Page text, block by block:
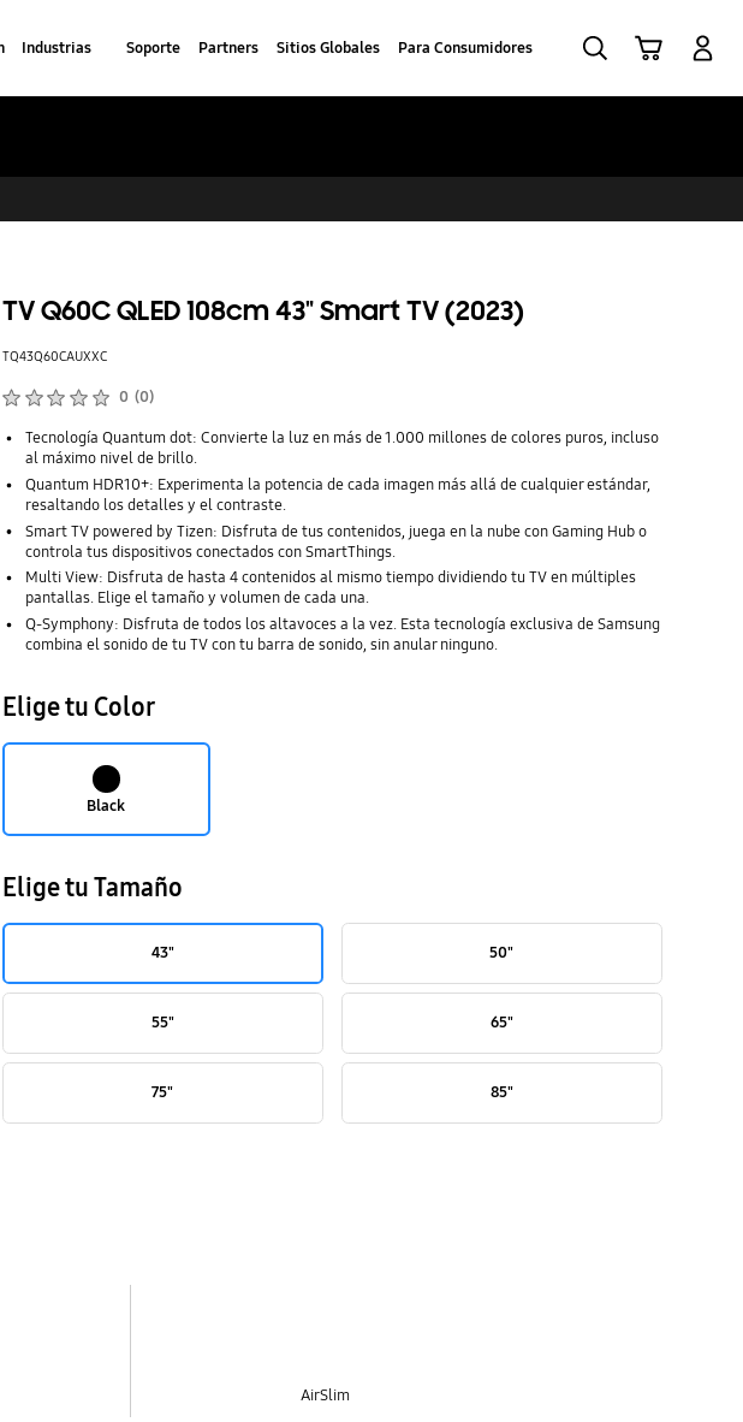
Industrias Soporte Partners Sitios Globales Para Consumidores
TV Q60C QLED 108cm 43" Smart TV (2023)
TQ43Q60CAUXXC
0 (0)
Tecnología Quantum dot: Convierte la luz en más de 1.000 millones de colores puros, incluso
al máximo nivel de brillo.
Quantum HDR10+: Experimenta la potencia de cada imagen más allá de cualquier estándar,
resaltando los detalles y el contraste.
Smart TV powered by Tizen: Disfruta de tus contenidos, juega en la nube con Gaming Hub o
controla tus dispositivos conectados con SmartThings.
Multi View: Disfruta de hasta 4 contenidos al mismo tiempo dividiendo tu TV en múltiples
pantallas. Elige el tamaño y volumen de cada una.
Q-Symphony: Disfruta de todos los altavoces a la vez. Esta tecnología exclusiva de Samsung
combina el sonido de tu TV con tu barra de sonido, sin anular ninguno.
Elige tu Color
Black
Elige tu Tamaño
43" 50"
55" 65"
75" 85"
AirSlim